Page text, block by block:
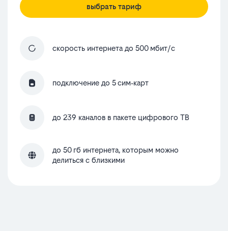
выбрать тариф
скорость интернета до 500 мбит/с
подключение до 5 сим‑карт
до 239 каналов в пакете цифрового ТВ
до 50 гб интернета, которым можно
делиться с близкими